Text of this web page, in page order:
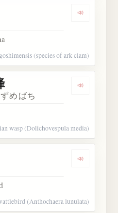
Dengarkan
(species of ark clam)
Dengarkan
めばち
wasp (Dolichovespula media)
Dengarkan
(Anthochaera lunulata)